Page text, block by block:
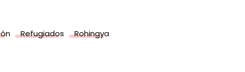
Refugiados
Rohingya